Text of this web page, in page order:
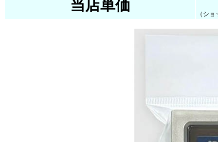
当店単価
（シ